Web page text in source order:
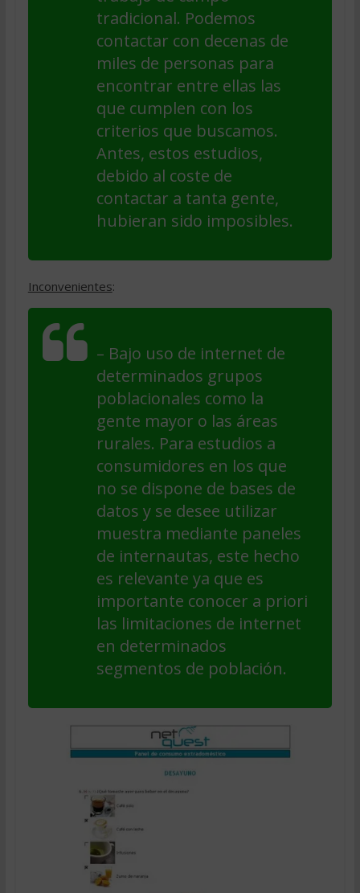
tradicional. Podemos
contactar con decenas de
miles de personas para
encontrar entre ellas las
que cumplen con los
criterios que buscamos.
Antes, estos estudios,
debido al coste de
contactar a tanta gente,
hubieran sido imposibles.
Inconvenientes:
– Bajo uso de internet de
determinados grupos
poblacionales como la
gente mayor o las áreas
rurales. Para estudios a
consumidores en los que
no se dispone de bases de
datos y se desee utilizar
muestra mediante paneles
de internautas, este hecho
es relevante ya que es
importante conocer a priori
las limitaciones de internet
en determinados
segmentos de población.